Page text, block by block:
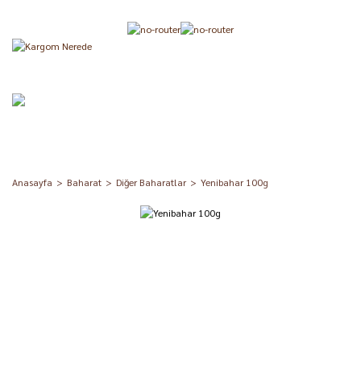
Anasayfa Baharat Diğer Baharatlar Yenibahar 100g